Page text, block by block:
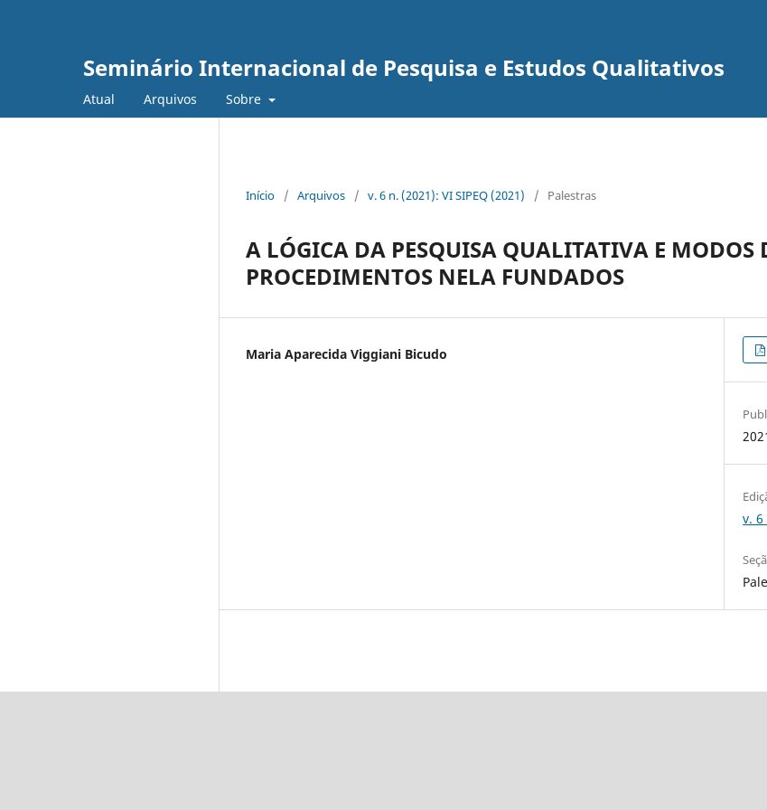
Seminário Internacional de Pesquisa e Estudos Qualitativos
Atual Arquivos Sobre
Início / Arquivos / v. 6 n. (2021): VI SIPEQ (2021) / Palestras
A LÓGICA DA PESQUISA QUALITATIVA E MODOS
PROCEDIMENTOS NELA FUNDADOS
Maria Aparecida Viggiani Bicudo
v. 6